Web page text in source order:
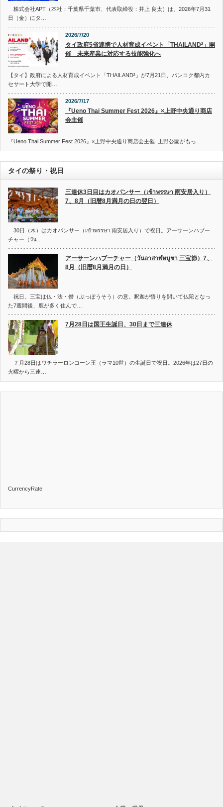
株式会社APT（本社：千葉県千葉市、代表取締役：井上 良太）は、2026年7月31
日（金）にタ…
2026/7/20
タイ政府5省連携で人材育成イベント「THAILAND²」開
催 未来産業に対応する技能強化へ
【タイ】政府による人材育成イベント「THAILAND²」が7月21日、バンコク都内カ
セサート大学で開…
2026/7/17
『Ueno Thai Summer Fest 2026』×上野中央通り商店
会主催
『Ueno Thai Summer Fest 2026』×上野中央通り商店会主催 上野公園がもっ…
タイの祭り・祝日
三連休3日目はカオパンサー（เข้าพรรษา 雨安居入り）
7、8月（旧暦8月満月の日の翌日）
30日（木）はカオパンサー（เข้าพรรษา 雨安居入り）で祝日。アーサーンハブー
チャー（วัน…
アーサーンハブーチャー（วันอาสาฬหบูชา 三宝節）7、
8月（旧暦8月満月の日）
祝日。三宝は仏・法・僧（ぶっぽうそう）の意。釈迦が悟りを開いて仏陀となっ
た7週間後、鹿が多く住んで…
7月28日は国王生誕日、30日まで三連休
７月28日はワチラーロンコーン王（ラマ10世）の生誕日で祝日。2026年は27日の
火曜から三連…
CurrencyRate